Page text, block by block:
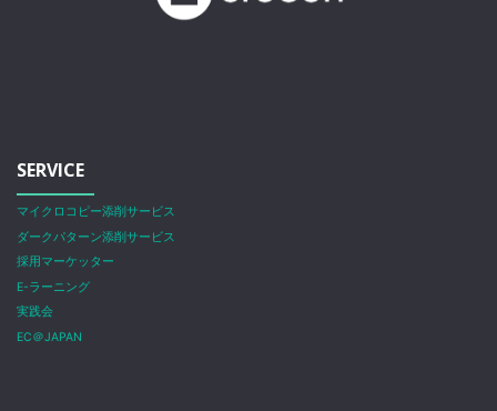
SERVICE
マイクロコピー添削サービス
ダークパターン添削サービス
採用マーケッター
E-ラーニング
実践会
EC＠JAPAN